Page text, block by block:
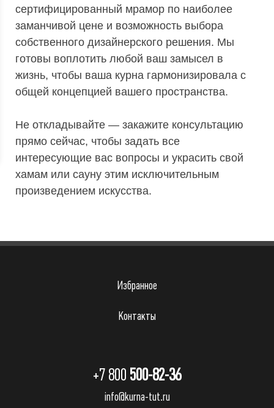
сертифицированный мрамор по наиболее
заманчивой цене и возможность выбора
собственного дизайнерского решения. Мы
готовы воплотить любой ваш замысел в
жизнь, чтобы ваша курна гармонизировала с
общей концепцией вашего пространства.
Не откладывайте — закажите консультацию
прямо сейчас, чтобы задать все
интересующие вас вопросы и украсить свой
хамам или сауну этим исключительным
произведением искусства.
Избранное
Контакты
+7 800 500-82-36
info@kurna-tut.ru